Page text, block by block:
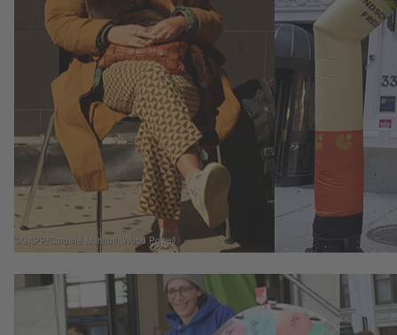
©GAPP/Caroline Marinoff, Wood Powell